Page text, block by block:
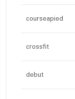
courseapied
crossfit
debut